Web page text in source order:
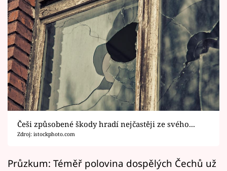
Vztahy
Seriály
Horoskopy
Sledujte prima+
Filmový festival Karlovy Vary
Pořady
Mámy sobě
Češi způsobené škody hradí nejčastěji ze svého...
Zdroj: istockphoto.com
Průzkum: Téměř polovina dospělých Čechů už